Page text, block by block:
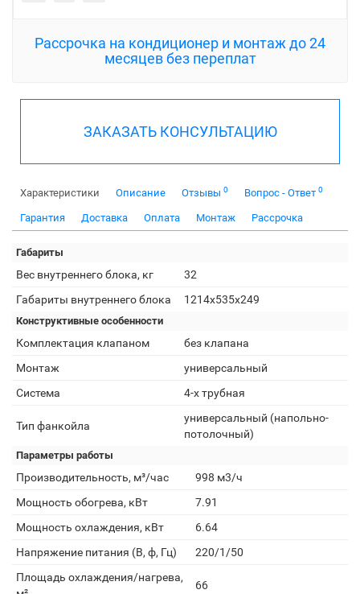
Рассрочка на кондиционер и монтаж до 24
месяцев без переплат
ЗАКАЗАТЬ КОНСУЛЬТАЦИЮ
Характеристики Описание Отзывы 0 Вопрос - Ответ 0
Гарантия Доставка Оплата Монтаж Рассрочка
Габариты
Вес внутреннего блока, кг
32
Габариты внутреннего блока
1214x535x249
Конструктивные особенности
Комплектация клапаном
без клапана
Монтаж
универсальный
Система
4-х трубная
Тип фанкойла
универсальный (напольно-
потолочный)
Параметры работы
Производительность, м³/час
998 м3/ч
Мощность обогрева, кВт
7.91
Мощность охлаждения, кВт
6.64
Напряжение питания (В, ф, Гц)
220/1/50
Площадь охлаждения/нагрева,
66